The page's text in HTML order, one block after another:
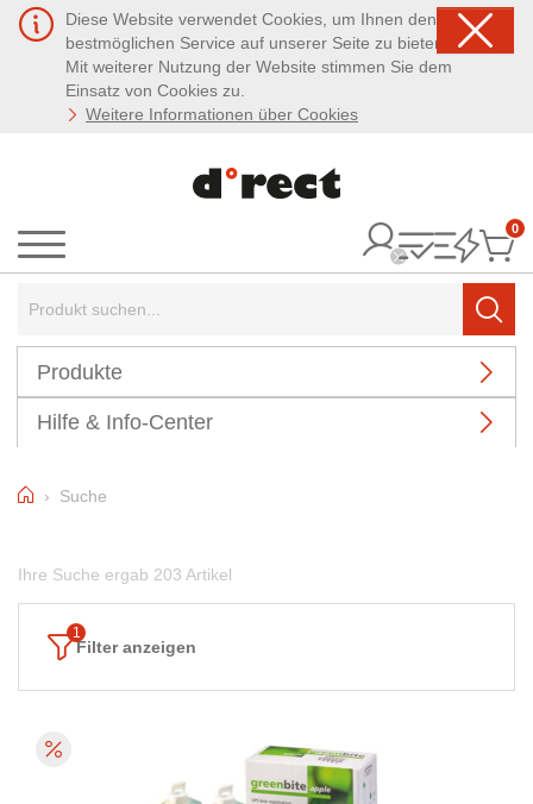
Diese Website verwendet Cookies, um Ihnen den
bestmöglichen Service auf unserer Seite zu bieten.
Mit weiterer Nutzung der Website stimmen Sie dem
Einsatz von Cookies zu.
Weitere Informationen über Cookies
Menü
0
Produkte
Hilfe & Info-Center
HomeSuche
Ihre Suche ergab 203 Artikel
Filter anzeigen